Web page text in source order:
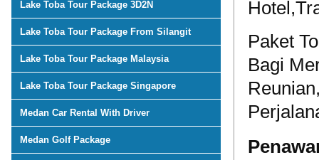
Lake Toba Tour Package 3D2N
Lake Toba Tour Package From Silangit
Lake Toba Tour Package Malaysia
Lake Toba Tour Package Singapore
Medan Car Rental With Driver
Medan Golf Package
Paket
Bagi